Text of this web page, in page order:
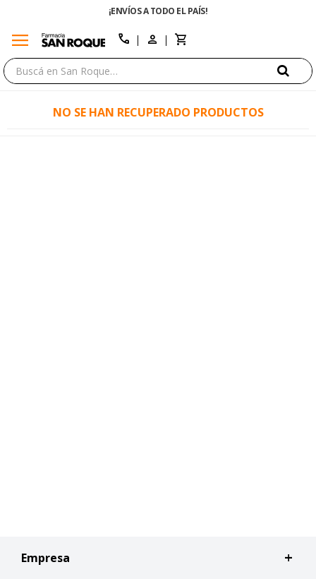
¡ENVÍOS A TODO EL PAÍS!
menu call
NO SE HAN RECUPERADO PRODUCTOS
Empresa
close